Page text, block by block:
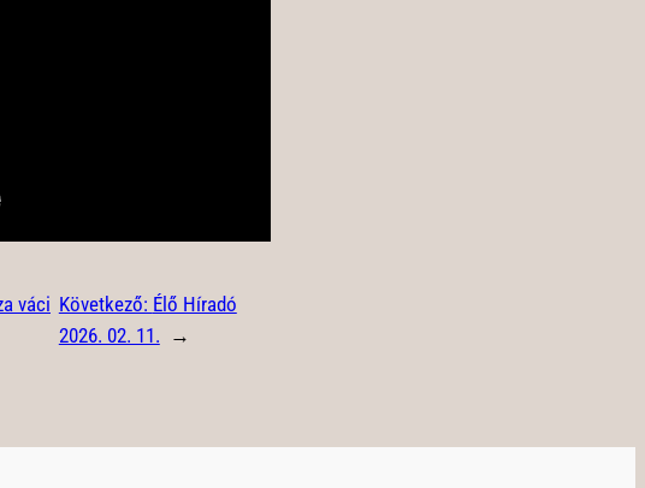
váci Következő: Élő Híradó
2026. 02. 11. →